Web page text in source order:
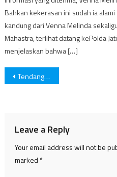
Bahkan kekerasan ini sudah ia
kandung dari Venna Melinda
Mahastra, terlihat datang kePolda
menjelaskan bahwa […]
Post
Tendang Penonton, Saktiawan Sinaga akan Disidang
Leave a Reply
Your email address will not be
marked *